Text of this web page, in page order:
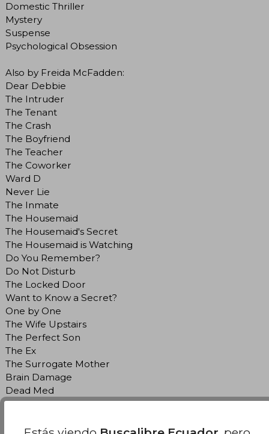
Domestic Thriller
Mystery
Suspense
Psychological Obsession
Also by Freida McFadden:
Dear Debbie
The Intruder
The Tenant
The Crash
The Boyfriend
The Teacher
The Coworker
Ward D
Never Lie
The Inmate
The Housemaid
The Housemaid's Secret
The Housemaid is Watching
Do You Remember?
Do Not Disturb
The Locked Door
Want to Know a Secret?
One by One
The Wife Upstairs
The Perfect Son
The Ex
The Surrogate Mother
Brain Damage
Dead Med